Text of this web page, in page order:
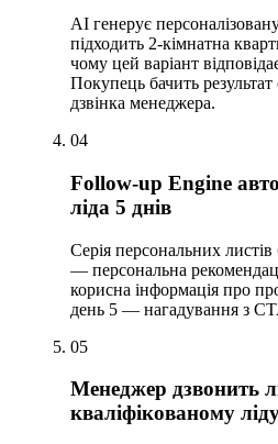
AI генерує
підходить 2-кімнатна
чому цей варіант
Покупець бачить
дзвінка менеджера.
04
Follow-up Engine
ліда 5 днів
Серія персональних
— персональна
корисна інформація про
день 5 — нагадування з
05
Менеджер дзвонить
кваліфікованому